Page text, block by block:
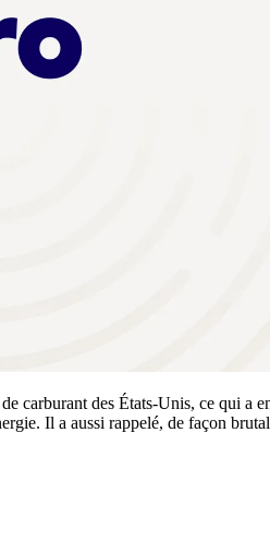
des États-Unis, ce qui a
Il a aussi rappelé, de façon